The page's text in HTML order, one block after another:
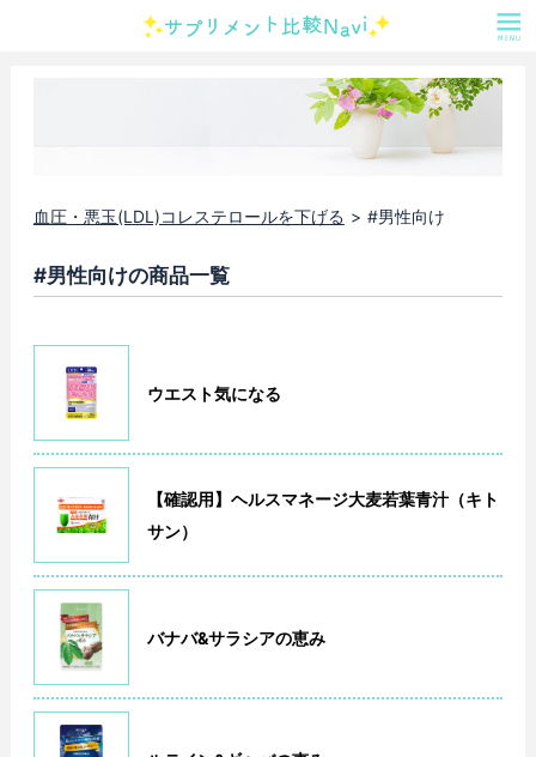
血圧・悪玉(LDL)コレステロールを下げる #男性向け
#男性向けの商品一覧
ウエスト気になる
【確認用】ヘルスマネージ大麦若葉青汁（キト
サン）
バナバ&サラシアの恵み